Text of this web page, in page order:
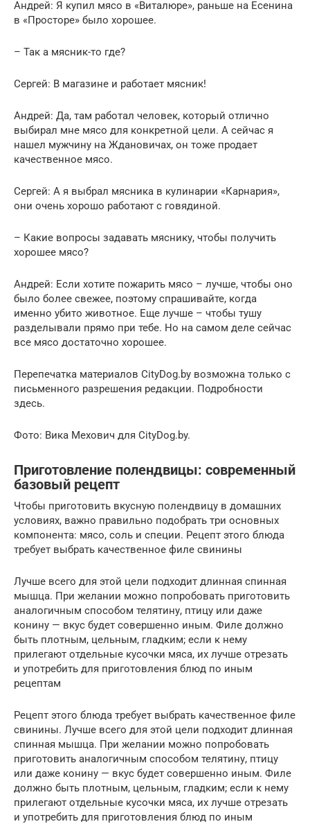
Андрей: Я купил мясо в «Виталюре», раньше на Есенина
в «Просторе» было хорошее.
– Так а мясник-то где?
Сергей: В магазине и работает мясник!
Андрей: Да, там работал человек, который отлично
выбирал мне мясо для конкретной цели. А сейчас я
нашел мужчину на Ждановичах, он тоже продает
качественное мясо.
Сергей: А я выбрал мясника в кулинарии «Карнария»,
они очень хорошо работают с говядиной.
– Какие вопросы задавать мяснику, чтобы получить
хорошее мясо?
Андрей: Если хотите пожарить мясо – лучше, чтобы оно
было более свежее, поэтому спрашивайте, когда
именно убито животное. Еще лучше – чтобы тушу
разделывали прямо при тебе. Но на самом деле сейчас
все мясо достаточно хорошее.
Перепечатка материалов CityDog.by возможна только с
письменного разрешения редакции. Подробности
здесь.
Фото: Вика Мехович для CityDog.by.
Приготовление полендвицы: современный
базовый рецепт
Чтобы приготовить вкусную полендвицу в домашних
условиях, важно правильно подобрать три основных
компонента: мясо, соль и специи. Рецепт этого блюда
требует выбрать качественное филе свинины
Лучше всего для этой цели подходит длинная спинная
мышца. При желании можно попробовать приготовить
аналогичным способом телятину, птицу или даже
конину — вкус будет совершенно иным. Филе должно
быть плотным, цельным, гладким; если к нему
прилегают отдельные кусочки мяса, их лучше отрезать
и употребить для приготовления блюд по иным
рецептам
Рецепт этого блюда требует выбрать качественное филе
свинины. Лучше всего для этой цели подходит длинная
спинная мышца. При желании можно попробовать
приготовить аналогичным способом телятину, птицу
или даже конину — вкус будет совершенно иным. Филе
должно быть плотным, цельным, гладким; если к нему
прилегают отдельные кусочки мяса, их лучше отрезать
и употребить для приготовления блюд по иным